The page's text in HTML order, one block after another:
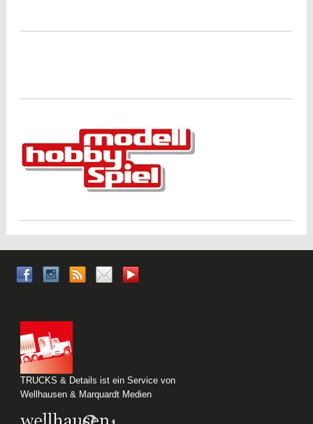
TRUCKS & Details ist ein Service von
Wellhausen & Marquardt Medien